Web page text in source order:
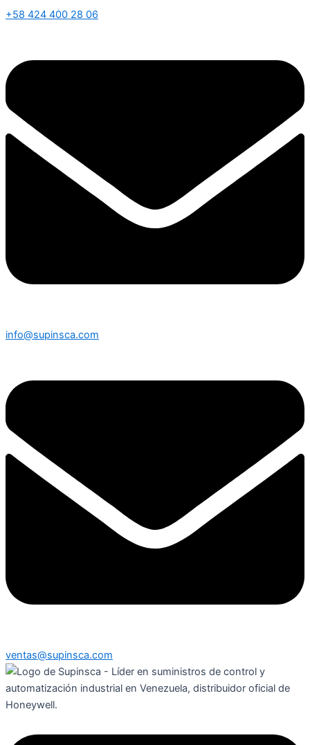
+58 424 400 28 06
info@supinsca.com
ventas@supinsca.com